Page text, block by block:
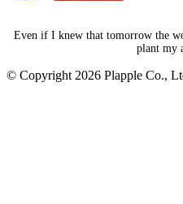
Even if I knew that tomorrow the
plant my
© Copyright 2026 Plapple Co.,